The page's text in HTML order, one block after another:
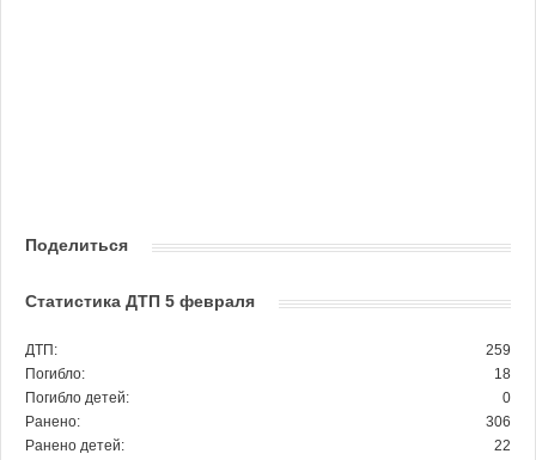
Поделиться
Статистика ДТП 5 февраля
ДТП:
259
Погибло:
18
Погибло детей:
0
Ранено:
306
Ранено детей:
22